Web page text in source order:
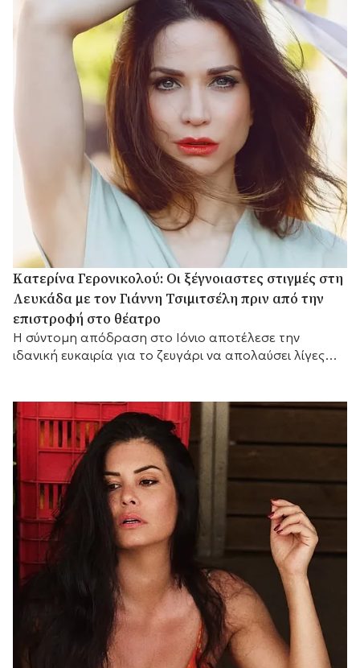
Κατερίνα Γερονικολού: Οι ξέγνοιαστες στιγμές στη
Λευκάδα με τον Γιάννη Τσιμιτσέλη πριν από την
επιστροφή στο θέατρο
Η σύντομη απόδραση στο Ιόνιο αποτέλεσε την
ιδανική ευκαιρία για το ζευγάρι να απολαύσει λίγες